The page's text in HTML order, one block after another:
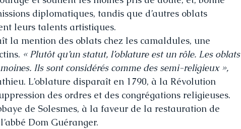
diplomatiques, tandis que d’autres oblats
leurs talents artistiques.
la mention des oblats chez les camaldules, une
« Plutôt qu’un statut, l’oblature est un rôle. Les oblats
Ils sont considérés comme des semi-religieux »,
L’oblature disparaît en 1790, à la Révolution
des ordres et des congrégations religieuses.
de Solesmes, à la faveur de la restauration de
Dom Guéranger.